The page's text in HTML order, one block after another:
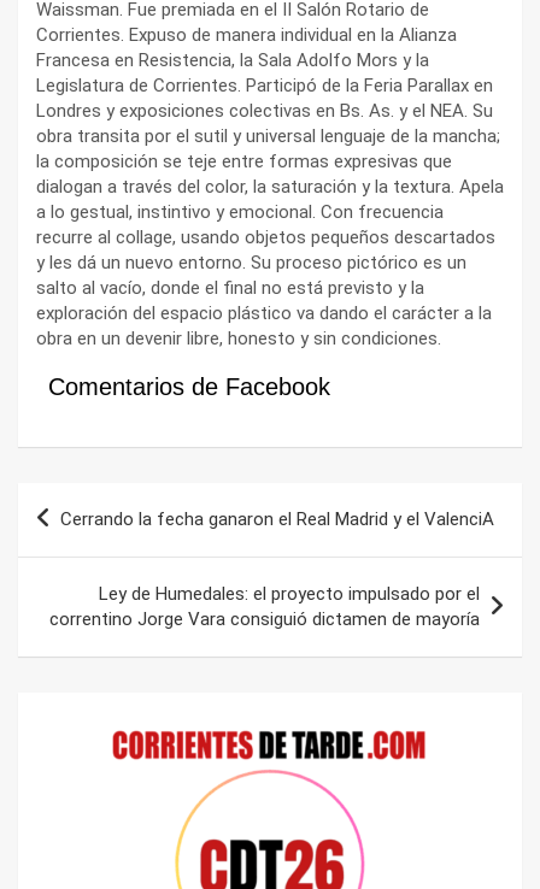
Waissman. Fue premiada en el II Salón Rotario de
Corrientes. Expuso de manera individual en la Alianza
Francesa en Resistencia, la Sala Adolfo Mors y la
Legislatura de Corrientes. Participó de la Feria Parallax en
Londres y exposiciones colectivas en Bs. As. y el NEA. Su
obra transita por el sutil y universal lenguaje de la mancha;
la composición se teje entre formas expresivas que
dialogan a través del color, la saturación y la textura. Apela
a lo gestual, instintivo y emocional. Con frecuencia
recurre al collage, usando objetos pequeños descartados
y les dá un nuevo entorno. Su proceso pictórico es un
salto al vacío, donde el final no está previsto y la
exploración del espacio plástico va dando el carácter a la
obra en un devenir libre, honesto y sin condiciones.
Comentarios de Facebook
Navegación
Cerrando la fecha ganaron el Real Madrid y el ValenciA
Ley de Humedales: el proyecto impulsado por el
correntino Jorge Vara consiguió dictamen de mayoría